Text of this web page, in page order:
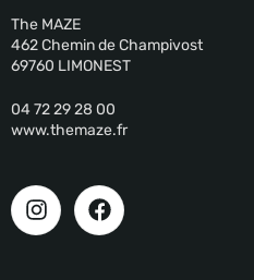
The MAZE
462 Chemin de Champivost
69760 LIMONEST
04 72 29 28 00
www.themaze.fr